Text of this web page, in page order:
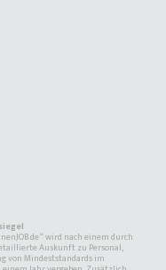
wird nach einem durch
Auskunft zu Personal,
von Mindeststandards im